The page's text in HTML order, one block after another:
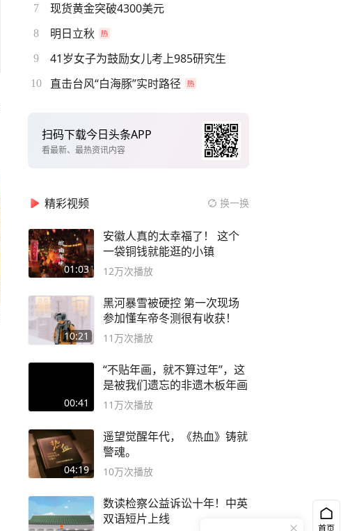
7 现货黄金突破4300美元
8 明日立秋
9 41岁女子为鼓励女儿考上985研究生
10 直击台风“白海豚”实时路径
扫码下载今日头条APP
看最新、最热资讯内容
精彩视频 换一换
01:03
安徽人真的太幸福了！ 这个
一袋铜钱就能逛的小镇
12万次播放
10:21
黑河暴雪被硬控 第一次现场
参加懂车帝冬测很有收获！
11万次播放
00:41
“不贴年画，就不算过年”，这
是被我们遗忘的非遗木板年画
11万次播放
04:19
遥望觉醒年代，《热血》铸就
警魂。
10万次播放
数读检察公益诉讼十年！中英
双语短片上线
首页